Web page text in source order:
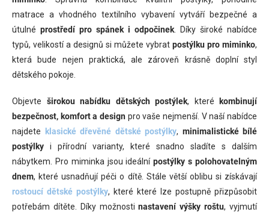
d
a
c
í
p
r
y
v
ý
p
i
s
u
matrace a vhodného textilního vybavení vytváří bezpečné a
útulné prostředí pro spánek i odpočinek . Díky široké nabídce
typů, velikostí a designů si můžete vybrat postýlku pro miminko,
která bude nejen praktická, ale zároveň krásně doplní styl
dětského pokoje.
Objevte širokou nabídku dětských postýlek, které kombinují
bezpečnost, komfort a design pro vaše nejmenší. V naší nabídce
najdete klasické dřevěné dětské postýlky, minimalistické bílé
postýlky i přírodní varianty, které snadno sladíte s dalším
nábytkem. Pro miminka jsou ideálnípostýlky s polohovatelným
dnem, které usnadňují péči o dítě. Stále větší oblibu si získávají
rostoucí dětské postýlky, které které lze postupně přizpůsobit
potřebám dítěte. Díky možnostinastavení výšky roštu, vyjmutí